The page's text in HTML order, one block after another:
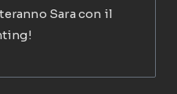
Sara con il